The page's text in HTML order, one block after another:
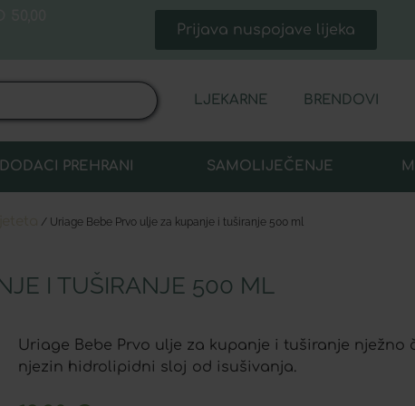
Prijava nuspojave lijeka
LJEKARNE BRENDOVI
DODACI PREHRANI SAMOLIJEČENJE
/ Uriage Bebe Prvo ulje za kupanje i tuširanje 500 ml
I TUŠIRANJE 500 ML
Uriage Bebe Prvo ulje za kupanje i tuširanje nježno
njezin hidrolipidni sloj od isušivanja.